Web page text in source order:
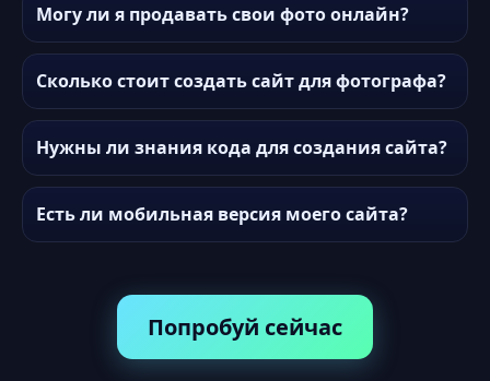
Могу ли я продавать свои фото онлайн?
Сколько стоит создать сайт для фотографа?
Нужны ли знания кода для создания сайта?
Есть ли мобильная версия моего сайта?
Попробуй сейчас